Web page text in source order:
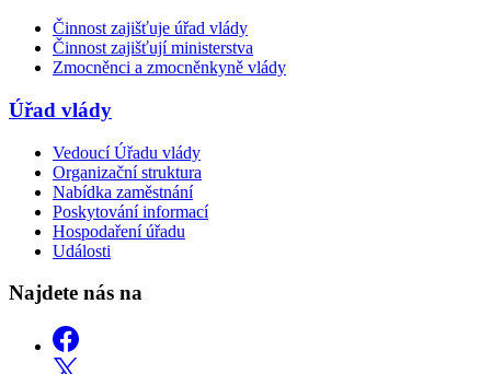
Činnost zajišťuje úřad vlády
Činnost zajišťují ministerstva
Zmocněnci a zmocněnkyně vlády
Úřad vlády
Vedoucí Úřadu vlády
Organizační struktura
Nabídka zaměstnání
Poskytování informací
Hospodaření úřadu
Události
Najdete nás na